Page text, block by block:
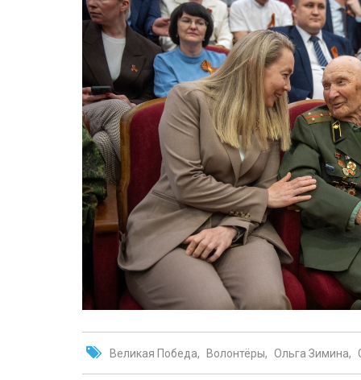
Великая Победа Волонтёры Ольга Зимина